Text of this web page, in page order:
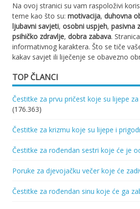
Na ovoj stranici su vam raspoloživi
teme kao što su: motivacija, duhovna
ljubavni savjeti, osobni uspjeh, pasivna
psihičko zdravlje, dobra zabava.
informativnog karaktera. Što se tiče
kakav savjet ili liječenje se obavezno
TOP ČLANCI
Čestitke za prvu pričest koje su lijepe
(176.363)
Čestitke za krizmu koje su lijepe i
Čestitke za rođendan sestri koje će je
Poruke za djevojačku večer koje će
Čestitke za rođendan sinu koje će ga